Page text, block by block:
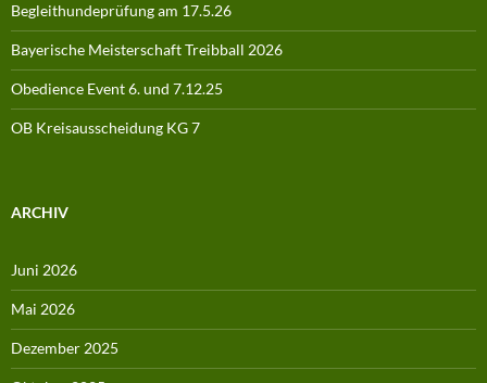
Begleithundeprüfung am 17.5.26
Bayerische Meisterschaft Treibball 2026
Obedience Event 6. und 7.12.25
OB Kreisausscheidung KG 7
ARCHIV
Juni 2026
Mai 2026
Dezember 2025